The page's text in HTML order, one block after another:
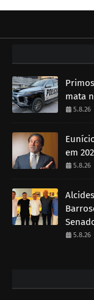
mata
5.8.26
em
5.8.26
5.8.26